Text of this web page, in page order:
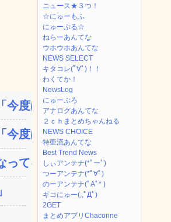
今度は宏...
今度は宏...
ってる…...
ニュース★３つ！
☆にゅーもふ
にゅーぷる☆
ねらーあんてな
ウホウホあんてな
NEWS SELECT
キタコレ(ﾟ∀ﾟ)！！
わくてか！
NewsLog
にゅーぷろ
アナログあんてな
２ｃｈまとめちゃんねる
NEWS CHOICE
特亜流あんてな
Best Trend News
しぃアンテナ(*ﾟーﾟ)
つーアンテナ(*ﾟ∀ﾟ)
のーアンテナ(ﾟAﾟ* )
ギコにゅー(,,ﾟДﾟ)
2GET
まとめアプリChaconne